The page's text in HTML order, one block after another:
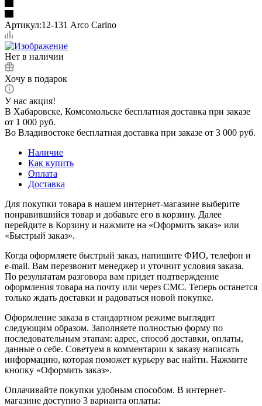
Артикул:12-131 Arco Carino
Нет в наличии
Хочу в подарок
У нас акция!
В Хабаровске, Комсомольске бесплатная доставка при заказе
от 1 000 руб.
Во Владивостоке бесплатная доставка при заказе от 3 000 руб.
Наличие
Как купить
Оплата
Доставка
Для покупки товара в нашем интернет-магазине выберите
понравившийся товар и добавьте его в корзину. Далее
перейдите в Корзину и нажмите на «Оформить заказ» или
«Быстрый заказ».
Когда оформляете быстрый заказ, напишите ФИО, телефон и
e-mail. Вам перезвонит менеджер и уточнит условия заказа.
По результатам разговора вам придет подтверждение
оформления товара на почту или через СМС. Теперь останется
только ждать доставки и радоваться новой покупке.
Оформление заказа в стандартном режиме выглядит
следующим образом. Заполняете полностью форму по
последовательным этапам: адрес, способ доставки, оплаты,
данные о себе. Советуем в комментарии к заказу написать
информацию, которая поможет курьеру вас найти. Нажмите
кнопку «Оформить заказ».
Оплачивайте покупки удобным способом. В интернет-
магазине доступно 3 варианта оплаты: